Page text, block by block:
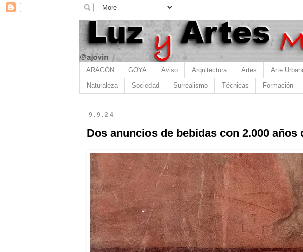
ARAGÓN GOYA Aviso Arquitectura Artes Arte
Naturaleza Sociedad Surrealismo Técnicas Formación
9.9.24
Dos anuncios de bebidas con 2.000 años